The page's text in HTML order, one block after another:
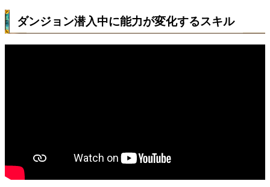
ダンジョン潜入中に能力が変化するスキル